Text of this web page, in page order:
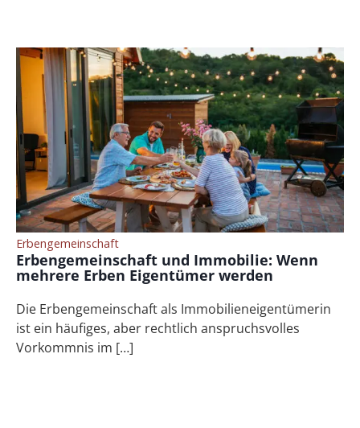
Erbengemeinschaft
Erbengemeinschaft und Immobilie: Wenn
mehrere Erben Eigentümer werden
Die Erbengemeinschaft als Immobilieneigentümerin
ist ein häufiges, aber rechtlich anspruchsvolles
Vorkommnis im […]